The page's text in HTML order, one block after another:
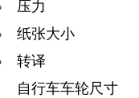
压力
纸张大小
转译
自行车车轮尺寸